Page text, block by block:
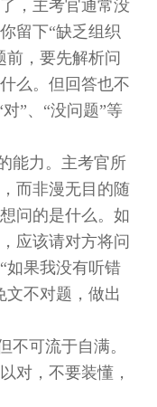
，主考官通常没
留下“缺乏组织
前，要先解析问
么。但回答也不
”、“没问题”等
力。主考官所
而非漫无目的随
问的是什么。如
应该请对方将问
如果我没有听错
不对题，做出
可流于自满。
对，不要装懂，